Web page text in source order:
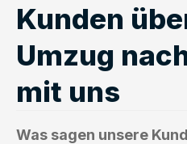
Kunden
Umzug
mit uns
Was sagen unsere